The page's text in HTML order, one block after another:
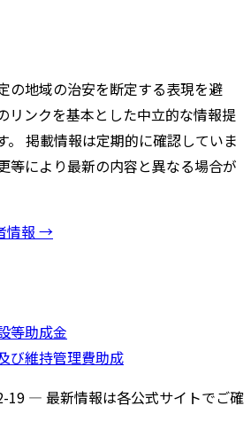
の地域の治安を断定する表現を避
リンクを基本とした中立的な情報提
。 掲載情報は定期的に確認していま
等により最新の内容と異なる場合が
情報 →
等助成金
び維持管理費助成
19 — 最新情報は各公式サイトでご確